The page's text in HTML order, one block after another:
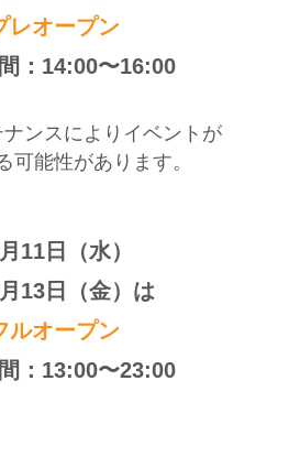
レオープン
：14:00〜16:00
ンスによりイベントが
可能性があります。
11日（水）
13日（金）は
ルオープン
：13:00〜23:00